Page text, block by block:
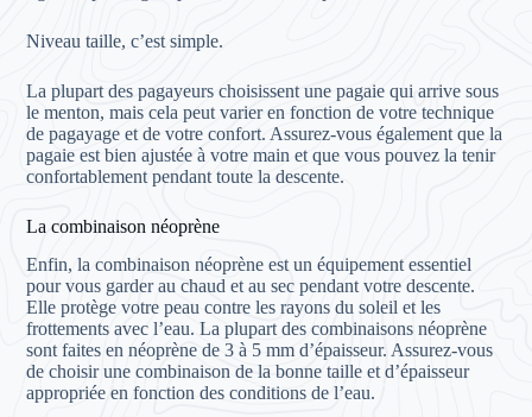
Niveau taille, c’est simple.
La plupart des pagayeurs choisissent une pagaie qui arrive sous
le menton, mais cela peut varier en fonction de votre technique
de pagayage et de votre confort. Assurez-vous également que la
pagaie est bien ajustée à votre main et que vous pouvez la tenir
confortablement pendant toute la descente.
La combinaison néoprène
Enfin, la combinaison néoprène est un équipement essentiel
pour vous garder au chaud et au sec pendant votre descente.
Elle protège votre peau contre les rayons du soleil et les
frottements avec l’eau. La plupart des combinaisons néoprène
sont faites en néoprène de 3 à 5 mm d’épaisseur. Assurez-vous
de choisir une combinaison de la bonne taille et d’épaisseur
appropriée en fonction des conditions de l’eau.